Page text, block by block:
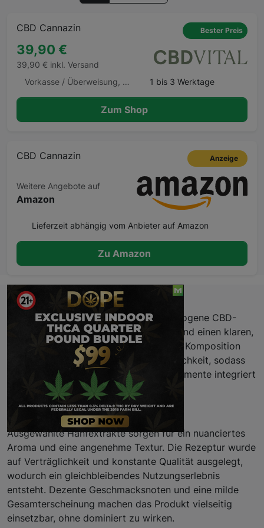
CBD Cannazin Bester Preis
39,90 €
39,90 € inkl. Versand
Vorkasse / Überweisung, Lastschrift, Kauf auf Rechnung, Kreditkarte, Apple Pay
1 bis 3 Werktage
Zum Shop
CBD Cannazin Anzeige
Weitere Angebote auf
Amazon
Lieferzeit abhängig vom Anbieter auf Amazon
Zu Amazon
Beschreibung
CBD Cannazin präsentiert eine ausgewogene CBD-
Formulierung, die sanfte Entspannung und einen klaren,
natürlichen Geschmack kombiniert. Die Komposition
legt Wert auf Reinheit und Alltagstauglichkeit, sodass
das Produkt unkompliziert in ruhige Momente integriert
werden kann.
Eigenschaften
Ausgewählte Hanfextrakte sorgen für ein nuanciertes
Aroma und eine angenehme Textur. Die Rezeptur wurde
auf Verträglichkeit und konstante Qualität ausgelegt,
wodurch ein gleichbleibendes Nutzungserlebnis
entsteht. Dezente Geschmacksnoten und eine milde
Gesamterscheinung machen das Produkt vielseitig
einsetzbar, ohne dominiert zu wirken.